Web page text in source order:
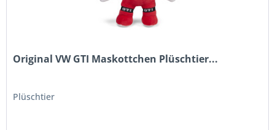
Original VW GTI Maskottchen Plüschtier...
Plüschtier